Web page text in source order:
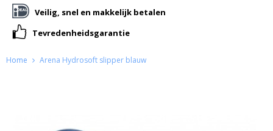
Veilig, snel en makkelijk betalen
Tevredenheidsgarantie
Home Arena Hydrosoft slipper blauw